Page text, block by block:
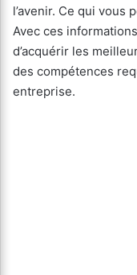
l’avenir. Ce qui vous
Avec ces
d’acquérir les
des compétences
entreprise.